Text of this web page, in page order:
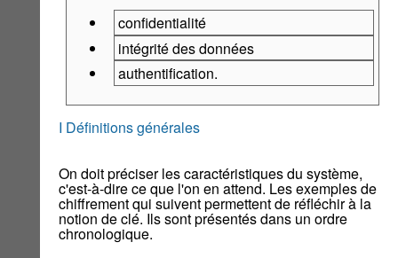
confidentialité
intégrité des données
authentification.
I Définitions générales
On doit préciser les caractéristiques du système,
c'est-à-dire ce que l'on en attend. Les exemples de
chiffrement qui suivent permettent de réfléchir à la
notion de clé. Ils sont présentés dans un ordre
chronologique.